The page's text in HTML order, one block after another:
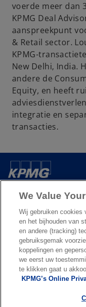
voerde meer dan
KPMG Deal
aanspreekpunt
& Retail sector.
KPMG-
New Delhi, India.
andere de
Equity, en heeft
integratie en
transacties.
Over ons
Nieuws & Media
Diensten
Privacy &
We Value
Wij gebruiken cookies
en het bijhouden van
en andere (tracking)
gebruiksgemak
koppelingen en
we eerst uw
te klikken gaat u
KPMG’s Online